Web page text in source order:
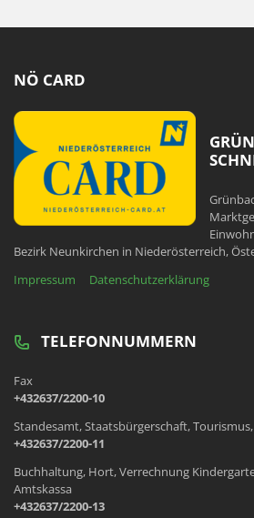
NÖ CARD
Bezirk Neunkirchen in Niederösterreich,
Impressum
Datenschutzerklärung
TELEFONNUMMERN
Fax
+432637/2200-10
Standesamt, Staatsbürgerschaft,
+432637/2200-11
Buchhaltung, Hort, Verrechnung
Amtskassa
+432637/2200-13